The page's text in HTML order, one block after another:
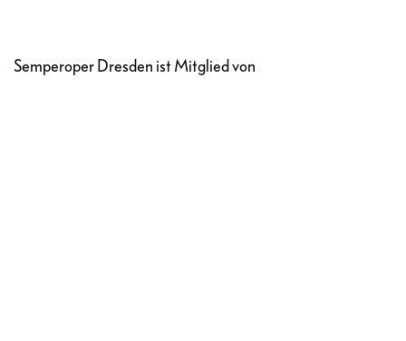
Semperoper Dresden ist Mitglied von